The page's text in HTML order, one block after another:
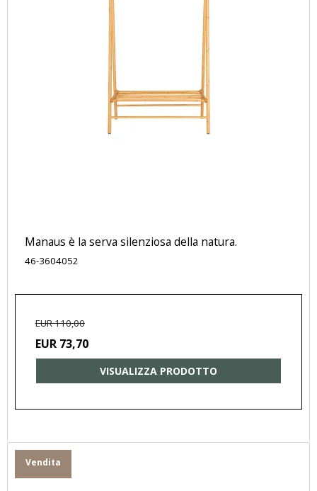
Manaus è la serva silenziosa della natura.
46-3604052
EUR 110,00
EUR 73,70
VISUALIZZA PRODOTTO
Vendita